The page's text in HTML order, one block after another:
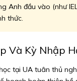
Anh đầu vào (như
thức.
Và Kỳ Nhập
tại UA tuân thủ